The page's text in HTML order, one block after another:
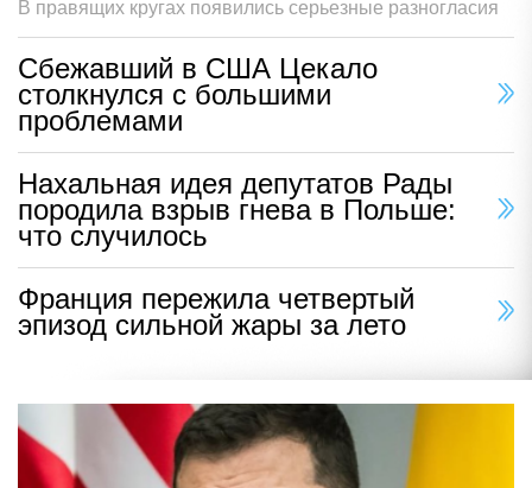
В правящих кругах появились серьезные разногласия
Сбежавший в США Цекало
столкнулся с большими
проблемами
Нахальная идея депутатов Рады
породила взрыв гнева в Польше:
что случилось
Франция пережила четвертый
эпизод сильной жары за лето